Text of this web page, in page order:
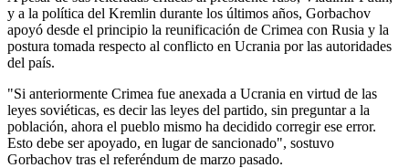
y a la política del Kremlin durante los últimos años, Gorbachov
apoyó desde el principio la reunificación de Crimea con Rusia y la
postura tomada respecto al conflicto en Ucrania por las autoridades
del país.
"Si anteriormente Crimea fue anexada a Ucrania en virtud de las
leyes soviéticas, es decir las leyes del partido, sin preguntar a la
población, ahora el pueblo mismo ha decidido corregir ese error.
Esto debe ser apoyado, en lugar de sancionado", sostuvo
Gorbachov tras el referéndum de marzo pasado.